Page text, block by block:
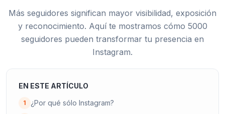
Más seguidores significan mayor visibilidad, exposición
y reconocimiento. Aquí te mostramos cómo 5000
seguidores pueden transformar tu presencia en
Instagram.
EN ESTE ARTÍCULO
1 ¿Por qué sólo Instagram?